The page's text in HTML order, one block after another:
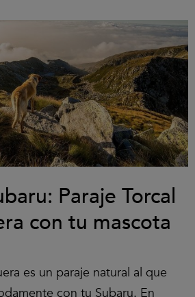
Paraje Torcal
con tu mascota
es un paraje natural al que
con tu Subaru. En